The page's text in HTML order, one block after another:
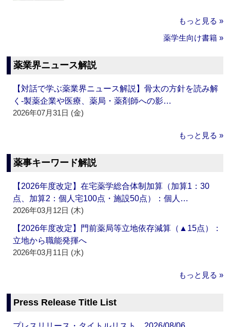
もっと見る »
薬学生向け書籍 »
薬業界ニュース解説
【対話で学ぶ薬業界ニュース解説】骨太の方針を読み解
く‐製薬企業や医療、薬局・薬剤師への影…
2026年07月31日 (金)
もっと見る »
薬事キーワード解説
【2026年度改定】在宅薬学総合体制加算（加算1：30
点、加算2：個人宅100点・施設50点）：個人…
2026年03月12日 (木)
【2026年度改定】門前薬局等立地依存減算（▲15点）：
立地から職能発揮へ
2026年03月11日 (水)
もっと見る »
Press Release Title List